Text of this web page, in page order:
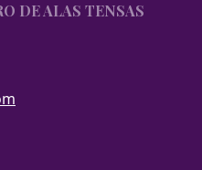
DE ALAS TENSAS